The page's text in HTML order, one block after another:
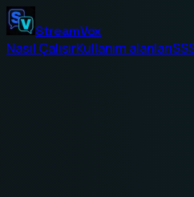
StreamVox
Nasıl ÇalışırKullanım alanları